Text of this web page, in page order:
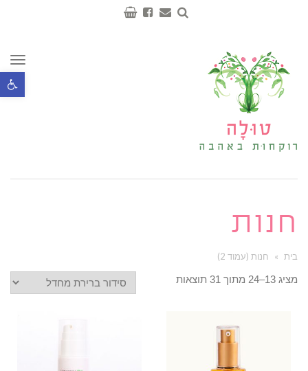
פתח
חנות
בית » חנות (עמוד 2)
מציג 13–24 מתוך 31 תוצאות